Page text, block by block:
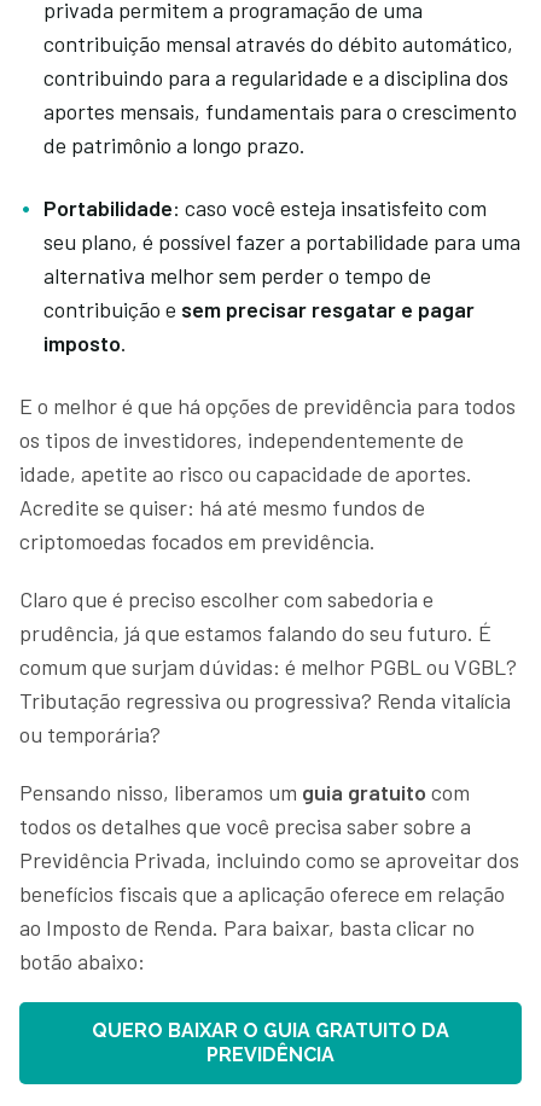
privada permitem a programação de uma
contribuição mensal através do débito automático,
contribuindo para a regularidade e a disciplina dos
aportes mensais, fundamentais para o crescimento
de patrimônio a longo prazo.
Portabilidade: caso você esteja insatisfeito com
seu plano, é possível fazer a portabilidade para uma
alternativa melhor sem perder o tempo de
contribuição e sem precisar resgatar e pagar
imposto.
E o melhor é que há opções de previdência para todos
os tipos de investidores, independentemente de
idade, apetite ao risco ou capacidade de aportes.
Acredite se quiser: há até mesmo fundos de
criptomoedas focados em previdência.
Claro que é preciso escolher com sabedoria e
prudência, já que estamos falando do seu futuro. É
comum que surjam dúvidas: é melhor PGBL ou VGBL?
Tributação regressiva ou progressiva? Renda vitalícia
ou temporária?
Pensando nisso, liberamos um guia gratuito com
todos os detalhes que você precisa saber sobre a
Previdência Privada, incluindo como se aproveitar dos
benefícios fiscais que a aplicação oferece em relação
ao Imposto de Renda. Para baixar, basta clicar no
botão abaixo:
QUERO BAIXAR O GUIA GRATUITO DA
PREVIDÊNCIA